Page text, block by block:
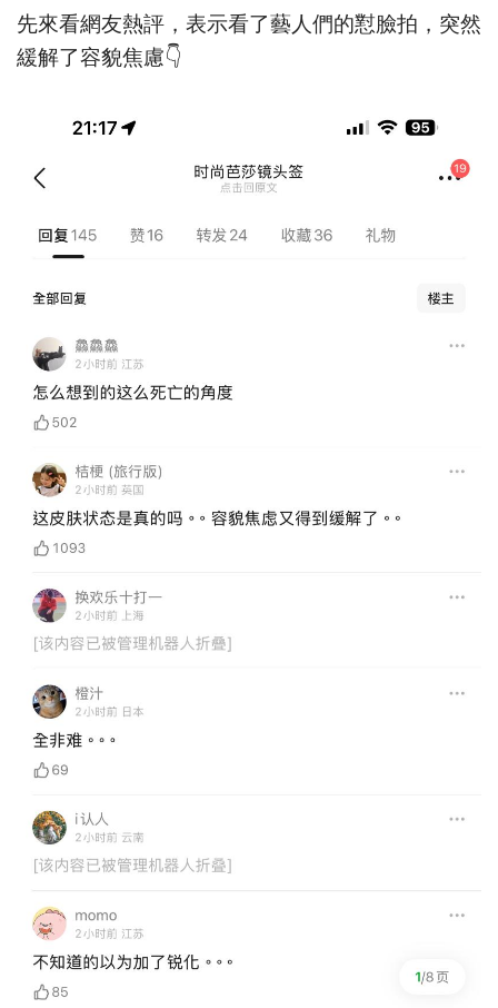
先來看網友熱評，表示看了藝人們的懟臉拍，突然
緩解了容貌焦慮👇